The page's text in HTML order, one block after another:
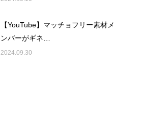
【YouTube】マッチョフリー素材メ
ンバーがギネ…
2024.09.30